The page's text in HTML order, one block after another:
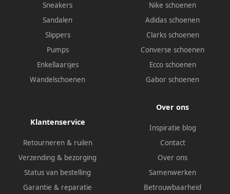
Sneakers
Sandalen
Slippers
Pumps
Enkellaarsjes
Wandelschoenen
Nike schoenen
Adidas schoenen
Clarks schoenen
Converse schoenen
Ecco schoenen
Gabor schoenen
Klantenservice
Retourneren & ruilen
Verzending & bezorging
Status van bestelling
Garantie & reparatie
Over ons
Inspiratie blog
Contact
Over ons
Samenwerken
Betrouwbaarheid